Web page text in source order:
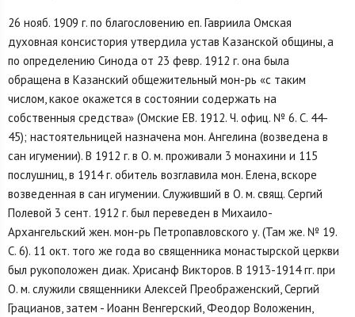
26 нояб. 1909 г. по благословению еп. Гавриила Омская
духовная консистория утвердила устав Казанской общины, а
по определению Синода от 23 февр. 1912 г. она была
обращена в Казанский общежительный мон-рь «с таким
числом, какое окажется в состоянии содержать на
собственныя средства» (Омские ЕВ. 1912. Ч. офиц. № 6. С. 44-
45); настоятельницей назначена мон. Ангелина (возведена в
сан игумении). В 1912 г. в О. м. проживали 3 монахини и 115
послушниц, в 1914 г. обитель возглавила мон. Елена, вскоре
возведенная в сан игумении. Служивший в О. м. свящ. Сергий
Полевой 3 сент. 1912 г. был переведен в Михаило-
Архангельский жен. мон-рь Петропавловского у. (Там же. № 19.
С. 6). 11 окт. того же года во священника монастырской церкви
был рукоположен диак. Хрисанф Викторов. В 1913-1914 гг. при
О. м. служили священники Алексей Преображенский, Сергий
Грацианов, затем - Иоанн Венгерский, Феодор Воложенин,